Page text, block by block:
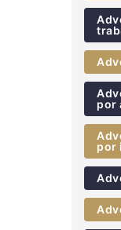
por
por